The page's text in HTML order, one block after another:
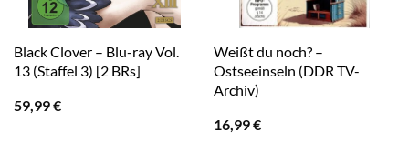
Black Clover – Blu-ray Vol.
13 (Staffel 3) [2 BRs]
59,99€
Weißt du noch? –
Ostseeinseln (DDR TV-
Archiv)
16,99€